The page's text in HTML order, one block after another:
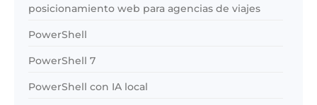
posicionamiento web para agencias de viajes
PowerShell
PowerShell 7
PowerShell con IA local